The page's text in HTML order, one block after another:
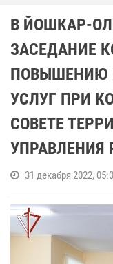
В ЙОШКАР-
ЗАСЕДАНИЕ
ПОВЫШЕНИЮ
УСЛУГ ПРИ
СОВЕТЕ
УПРАВЛЕНИЯ
31 декабря 2022,